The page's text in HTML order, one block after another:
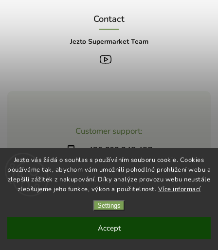
Jezto vás žádá o souhlas s používáním souboru cookie. Cookies
používáme tak, abychom vám umožnili pohodlné prohlížení webu a
zlepšili zážitek z nakupování. Díky analýze provozu webu neustále
zlepšujeme jeho funkce, výkon a použitelnost. Více informací
Settings
Accept
Customer support:
+420 603 248 457
info@jeztomarket.cz
Contact
Jezto Supermarket Team
Shoptet | Design